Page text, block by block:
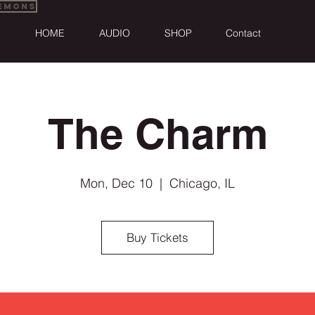
HOME AUDIO SHOP Contact
The Charm
Mon, Dec 10
  |
Chicago, IL
Buy Tickets